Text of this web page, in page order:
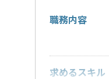
職務内容
求めるスキル